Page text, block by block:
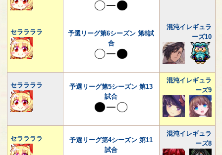
セララララ
予選リーグ第6シーズン 第8試
合
混沌イレギュラ
ーズ10
セララララ
予選リーグ第5シーズン 第13
試合
混沌イレギュラ
ーズ9
セララララ
予選リーグ第4シーズン 第11
試合
混沌イレギュラ
ーズ8